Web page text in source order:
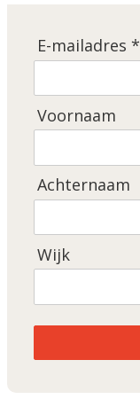
E-mailadres *
Voornaam
Achternaam
Wijk